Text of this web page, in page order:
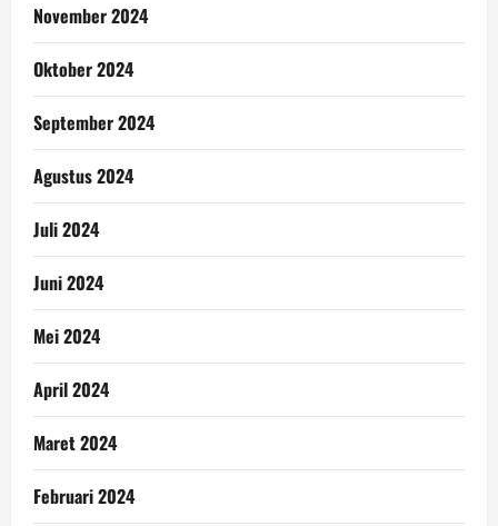
November 2024
Oktober 2024
September 2024
Agustus 2024
Juli 2024
Juni 2024
Mei 2024
April 2024
Maret 2024
Februari 2024